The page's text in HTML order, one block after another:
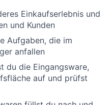
Einkaufserlebnis und
und Kunden
Aufgaben, die im
anfallen
du die Eingangsware,
auf und prüfst